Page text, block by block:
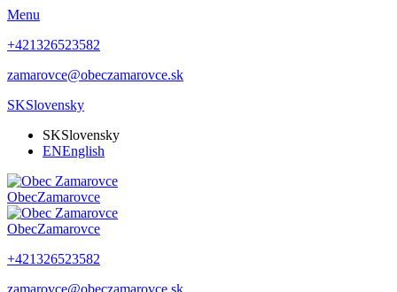
Menu
+421326523582
zamarovce@obeczamarovce.sk
SKSlovensky
SKSlovensky
ENEnglish
ObecZamarovce
ObecZamarovce
+421326523582
zamarovce@obeczamarovce.sk